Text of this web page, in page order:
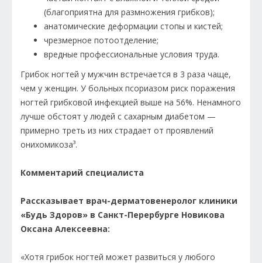
(благоприятна для размножения грибков);
анатомические деформации стопы и кистей;
чрезмерное потоотделение;
вредные профессиональные условия труда.
Грибок ногтей у мужчин встречается в 3 раза чаще,
чем у женщин. У больных псориазом риск поражения
ногтей грибковой инфекцией выше на 56%. Ненамного
лучше обстоят у людей с сахарным диабетом —
примерно треть из них страдает от проявлений
онихомикоза³.
Комментарий специалиста
Рассказывает врач-дерматовенеролог клиники
«Будь Здоров» в Санкт-Перербурге Новикова
Оксана Алексеевна:
«Хотя грибок ногтей может развиться у любого